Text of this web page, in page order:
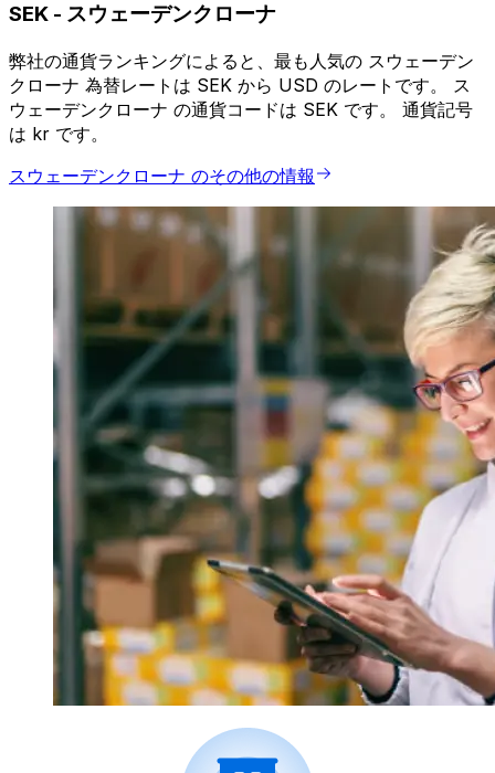
SEK - スウェーデンクローナ
弊社の通貨ランキングによると、最も人気の スウェーデン
クローナ 為替レートは SEK から USD のレートです。 ス
ウェーデンクローナ の通貨コードは SEK です。 通貨記号
は kr です。
スウェーデンクローナ のその他の情報